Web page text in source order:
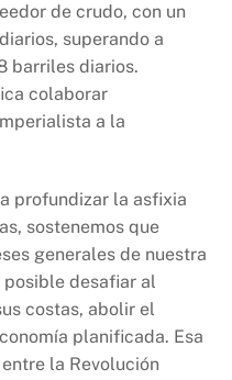
de crudo, con un
superando a
barriles diarios.
colaborar
a la
profundizar la asfixia
sostenemos que
generales de nuestra
posible desafiar al
costas, abolir el
planificada. Esa
la Revolución